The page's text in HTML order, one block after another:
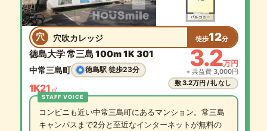
穴 穴吹カレッジ 徒歩12分
徳島大学 常三島 100m 1K 301
中常三島町 徳島駅 徒歩23分
1K21 ㎡
3.2万円
+ 共益費 3,000円
敷 3.2万円 / 礼 なし
コンビニも近い中常三島町にあるマンション。常三島
キャンパスまで2分と至近なインターネットが無料の